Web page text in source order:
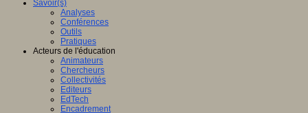
Savoir(s)
Analyses
Conférences
Outils
Pratiques
Acteurs de l'éducation
Animateurs
Chercheurs
Collectivités
Editeurs
EdTech
Encadrement